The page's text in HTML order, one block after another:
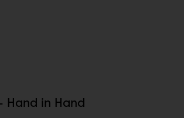
Hand in Hand